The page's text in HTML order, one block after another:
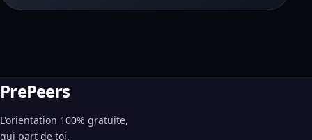
PrePeers
L'orientation 100% gratuite,
qui part de toi.